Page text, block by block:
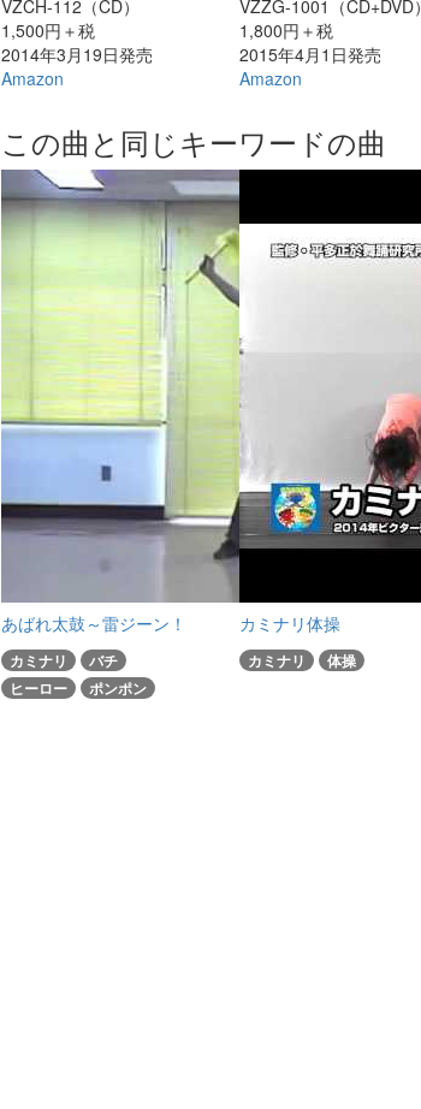
VZCH-112（CD）
1,500円＋税
2014年3月19日発売
Amazon
VZZG-1001（CD+DVD）
1,800円＋税
2015年4月1日発売
Amazon
この曲と同じキーワードの曲
あばれ太鼓～雷ジーン！
カミナリ
バチ
ヒーロー
ポンポン
カミナリ体操
カミナリ 体操